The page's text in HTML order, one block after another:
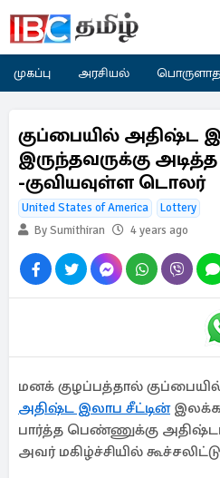
முகப்பு அரசியல்
குப்பையில் அதிஷ்ட
இருந்தவருக்கு
-குவியவுள்ள டொலர்
United States of America
Lottery
By Sumithiran
4 years ago
மனக் குழப்பத்தால்
அதிஷ்ட இலாப சீட்டின்
பார்த்த பெண்ணுக்கு
அவர் மகிழ்ச்சியில்